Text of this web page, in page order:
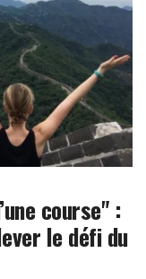
course" :
le défi du